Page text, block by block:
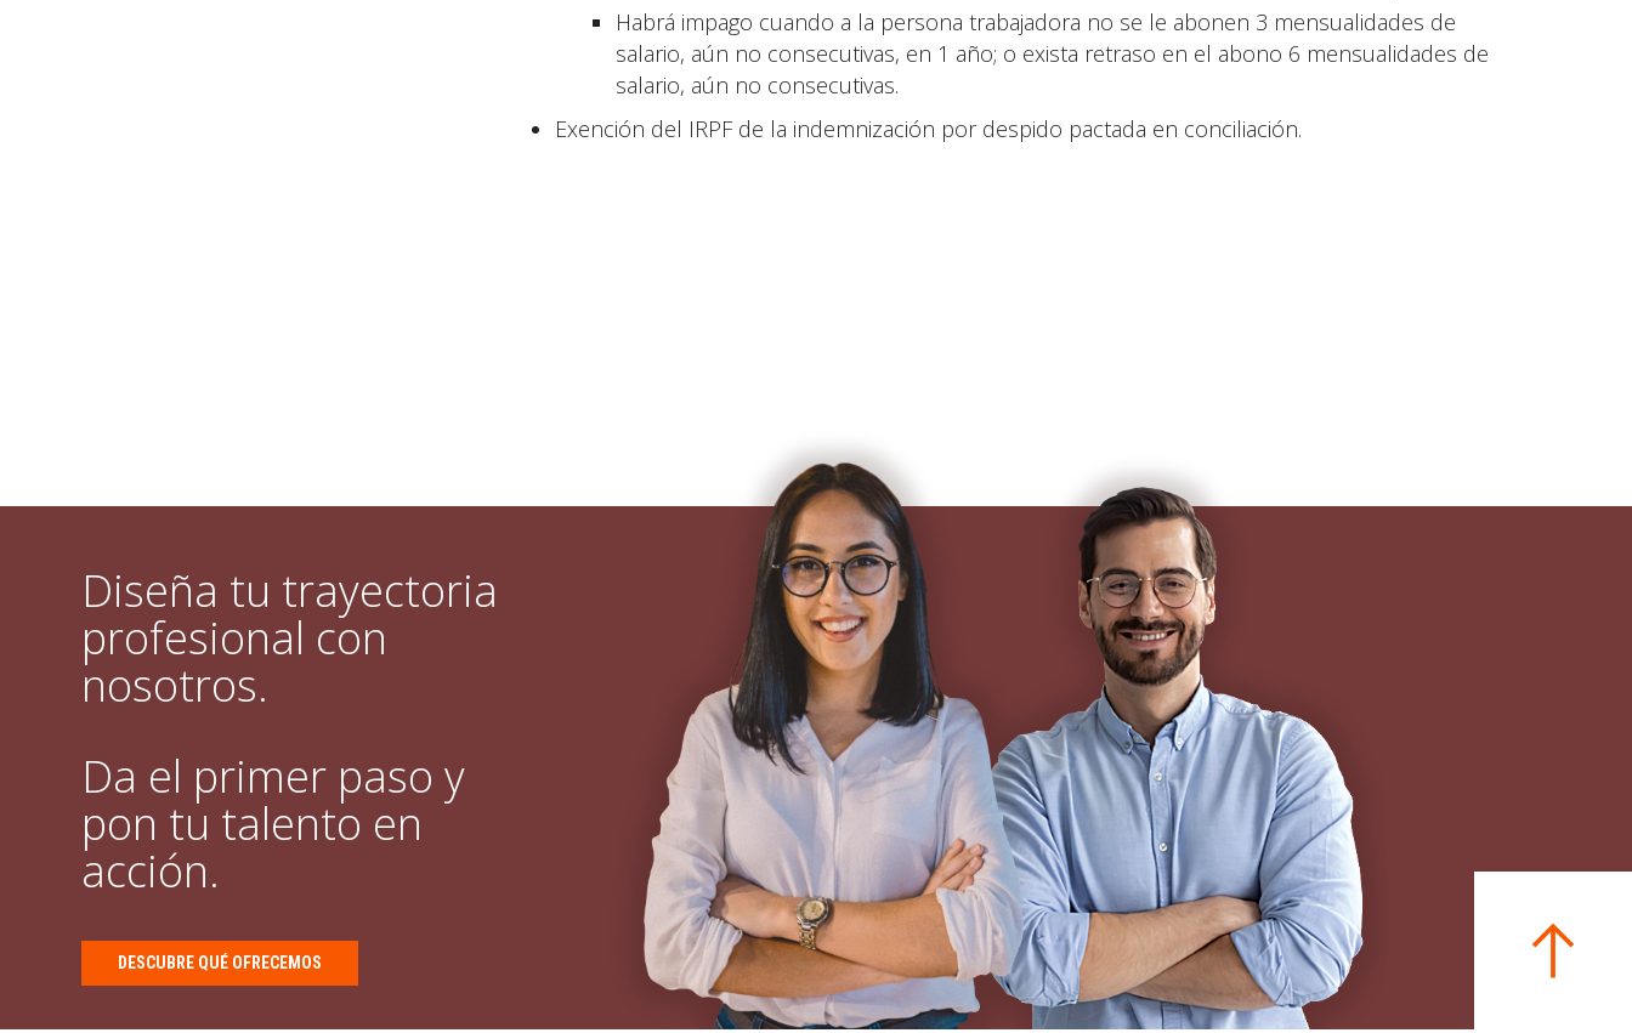
Habrá impago cuando a la persona trabajadora no se le abonen 3 mensualidades de
salario, aún no consecutivas, en 1 año; o exista retraso en el abono 6 mensualidades de
salario, aún no consecutivas.
Exención del IRPF de la indemnización por despido pactada en conciliación.
Diseña tu trayectoria
profesional con
nosotros.
Da el primer paso y
pon tu talento en
acción.
DESCUBRE QUÉ OFRECEMOS